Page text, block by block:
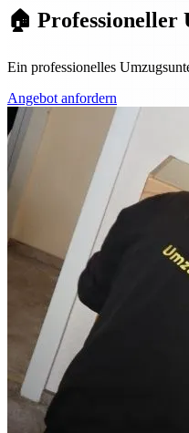
🏠 Professioneller
Ein professionelles
Angebot anfordern